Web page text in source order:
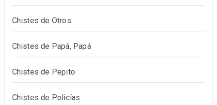
Chistes de Otros…
Chistes de Papá, Papá
Chistes de Pepito
Chistes de Policías